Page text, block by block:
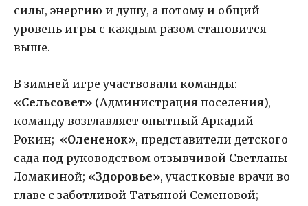
силы, энергию и душу, а потому и общий
уровень игры с каждым разом становится
выше.
В зимней игре участвовали команды:
«Сельсовет» (Администрация поселения),
команду возглавляет опытный Аркадий
Рокин; «Олененок», представители детского
сада под руководством отзывчивой Светланы
Ломакиной; «Здоровье», участковые врачи во
главе с заботливой Татьяной Семеновой;